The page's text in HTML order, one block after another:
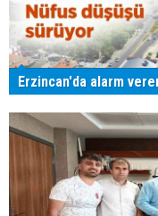
Erzincan'da alarm